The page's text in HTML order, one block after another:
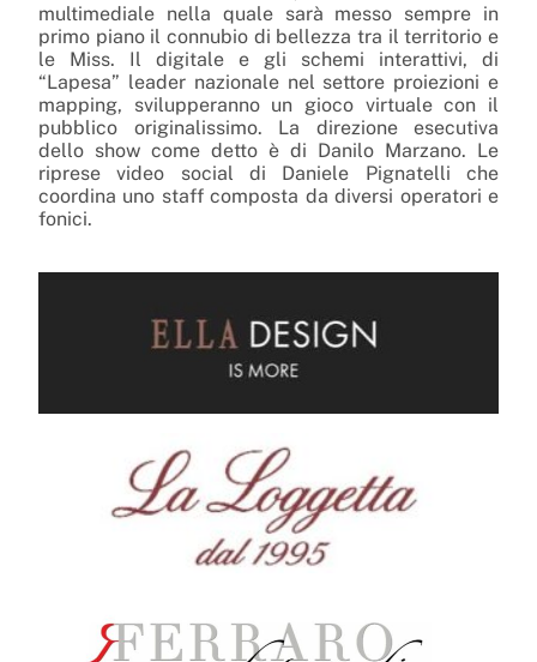
multimediale nella quale sarà messo sempre in
primo piano il connubio di bellezza tra il territorio e
le Miss. Il digitale e gli schemi interattivi, di
“Lapesa” leader nazionale nel settore proiezioni e
mapping, svilupperanno un gioco virtuale con il
pubblico originalissimo. La direzione esecutiva
dello show come detto è di Danilo Marzano. Le
riprese video social di Daniele Pignatelli che
coordina uno staff composta da diversi operatori e
fonici.